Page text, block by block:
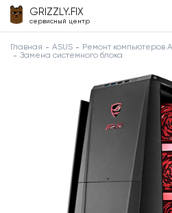
GRIZZLY.FIX
сервисный центр
Главная ASUS
Ремонт компьютеров
Замена системного блока